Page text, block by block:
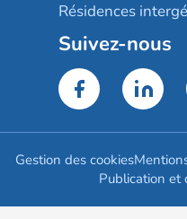
Résidences
Suivez-nous
Gestion des cookies
Publication et